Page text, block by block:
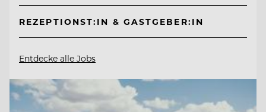
REZEPTIONST:IN & GASTGEBER:IN
Entdecke alle Jobs